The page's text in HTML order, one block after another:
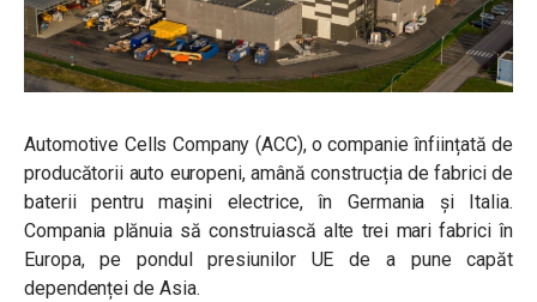
Automotive Cells Company (ACC), o companie înființată de
producătorii auto europeni, amână construcția de fabrici de
baterii pentru mașini electrice, în Germania și Italia.
Compania plănuia să construiască alte trei mari fabrici în
Europa, pe pondul presiunilor UE de a pune capăt
dependenței de Asia.